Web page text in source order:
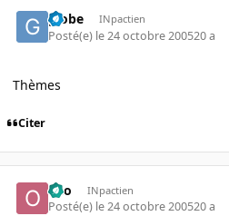
globe INpactien
Posté(e) le 24 octobre 200520 a
Thèmes
Citer
olio INpactien
Posté(e) le 24 octobre 200520 a